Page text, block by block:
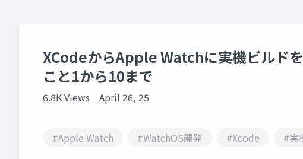
XCodeからApple Watchに実機ビルド
こと1から10まで
6.8K Views April 26, 25
#Apple Watch #WatchOS開発 #Xcode #実